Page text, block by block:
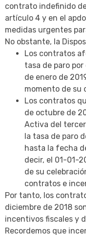
contrato indefinido
artículo 4 y en el
medidas urgentes
No obstante, la
Los contratos
tasa de paro
de enero de
momento de su
Los contratos
de octubre de
Activa del
la tasa de paro
hasta la fecha
decir, el 01-01-
de su
contratos e
Por tanto, los
diciembre de 2018
incentivos fiscales y
Recordemos que